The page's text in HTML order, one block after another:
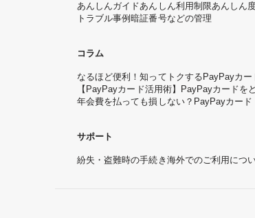
あんしんガイドあんしん利用制限あんしん
トラブル事例暗証番号などの管理
コラム
なるほど便利！知ってトクするPayPayカー
【PayPayカード活用術】PayPayカード
年会費を払っても損しない？PayPayカード
サポート
紛失・盗難時の手続き 海外でのご利用につ